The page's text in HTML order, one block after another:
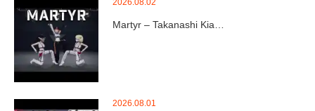
2026.08.02
Martyr – Takanashi Kia…
2026.08.01